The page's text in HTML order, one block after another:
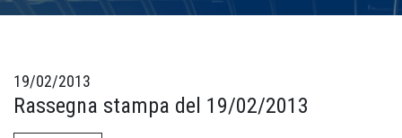
19/02/2013
Rassegna stampa del 19/02/2013